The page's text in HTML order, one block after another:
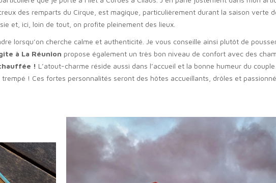
des remparts du Cirque, est magique, particulièrement durant la saison verte
et, ici, loin de tout, on profite pleinement des lieux.
lorsqu’on cherche calme et authenticité. Je vous conseille ainsi plutôt de
à La Réunion propose également un très bon niveau de confort avec des
! L’atout-charme réside aussi dans l’accueil et la bonne humeur du
! Ces fortes personnalités seront des hôtes accueillants, drôles et